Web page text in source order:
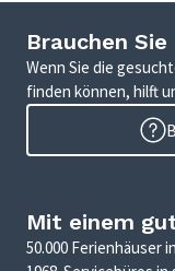
Brauchen
Wenn Sie die
finden können, hilft
Mit einem
50.000 Ferienhäuser